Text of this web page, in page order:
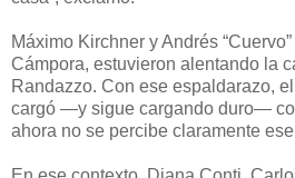
Má­xi­mo Kirch­ner y An­drés
Cám­po­ra, es­tu­vie­ron alen­tan­do la
Ran­daz­zo. Con ese es­pal­da­ra­zo,
car­gó —y si­gue car­gan­do du­ro—
aho­ra no se per­ci­be cla­ra­men­te